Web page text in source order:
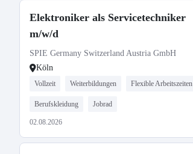
Elektroniker als Servicetechniker
m/w/d
SPIE Germany Switzerland Austria GmbH
Köln
Vollzeit Weiterbildungen Flexible Arbeitszeiten
Berufskleidung Jobrad
02.08.2026